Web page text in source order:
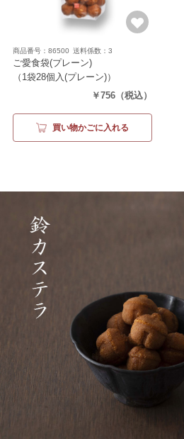
商品番号：86500 送料係数：3
ご愛食袋(プレーン)
（1袋28個入(プレーン)）
￥756 （税込）
買い物かごに入れる